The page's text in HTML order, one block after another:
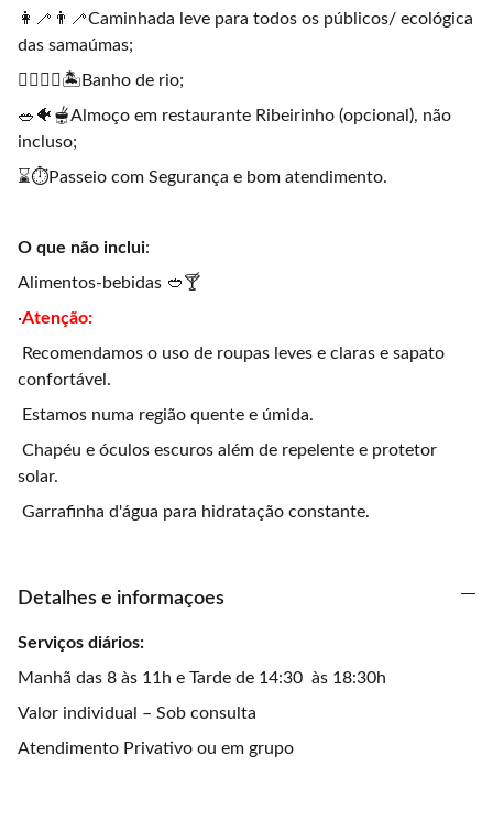
👩‍🦯👨‍🦯Caminhada leve para todos os públicos/ ecológica
das samaúmas;
🏊‍♂️🧜‍♀️🏝️ Banho de rio;
🥗🐠🫕Almoço em restaurante Ribeirinho (opcional), não
incluso;
⌛⏱️Passeio com Segurança e bom atendimento.
O que não inclui:
Alimentos-bebidas 🥙🍸
·Atenção:
Recomendamos o uso de roupas leves e claras e sapato
confortável.
Estamos numa região quente e úmida.
Chapéu e óculos escuros além de repelente e protetor
solar.
Garrafinha d'água para hidratação constante.
Detalhes e informaçoes
Serviços diários:
Manhã das 8 às 11h e Tarde de 14:30 às 18:30h
Valor individual – Sob consulta
Atendimento Privativo ou em grupo